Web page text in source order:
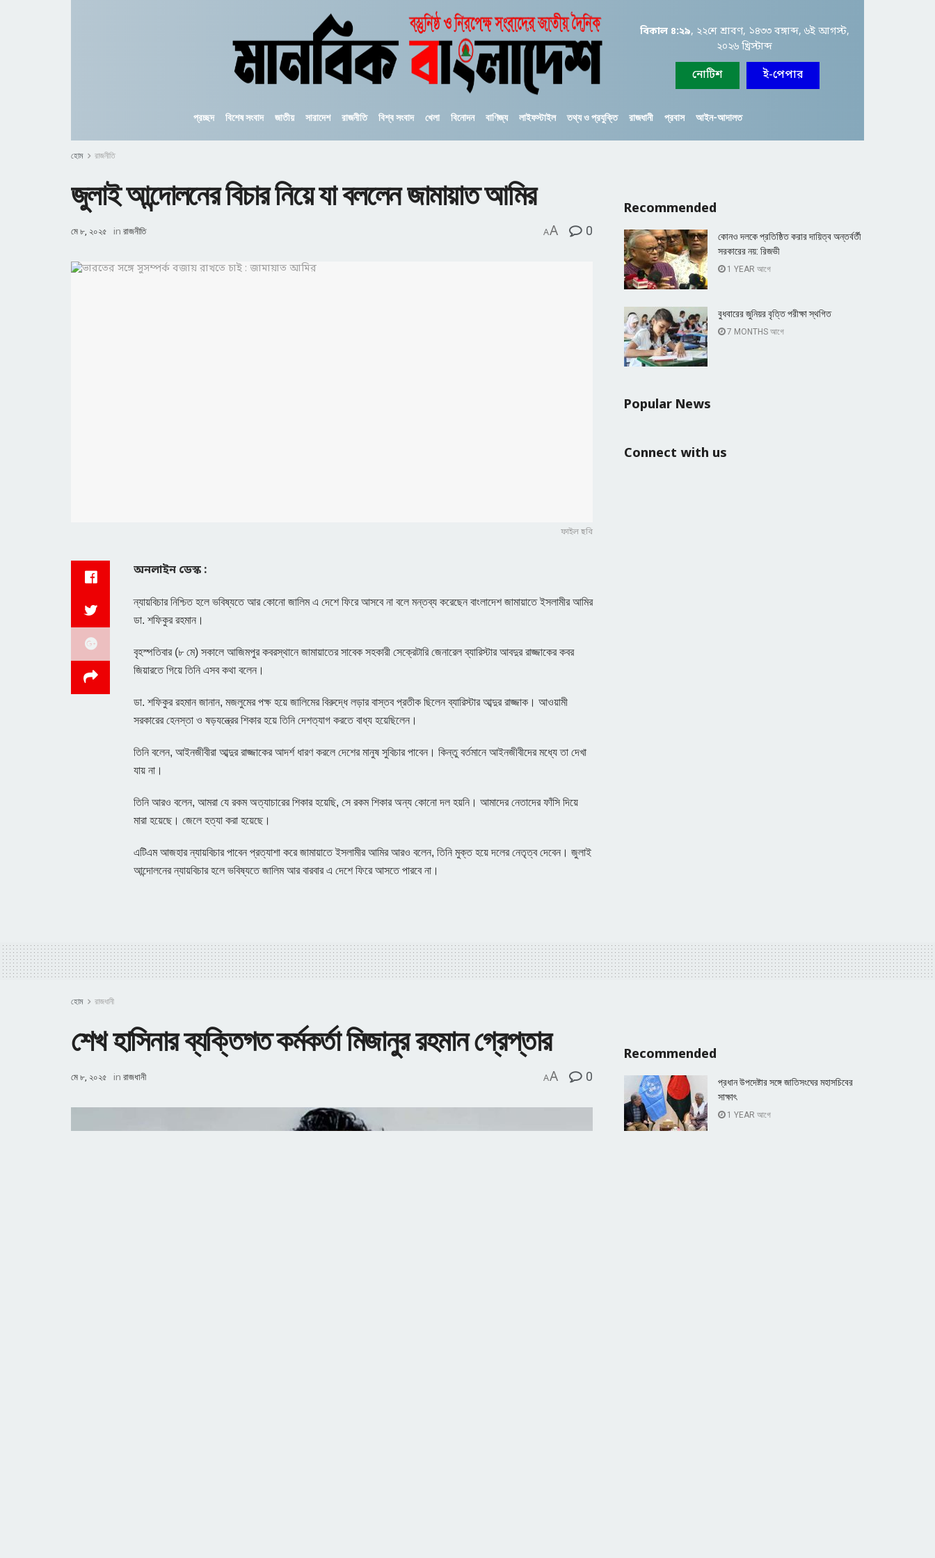
বিকাল ৪:২৯, ২২শে শ্রাবণ, ১৪৩৩ বঙ্গাব্দ, ৬ই আগস্ট,
২০২৬ খ্রিস্টাব্দ
নোটিশ ই-পেপার
প্রচ্ছদ বিশেষ সংবাদ জাতীয় সারাদেশ রাজনীতি বিশ্ব সংবাদ খেলা বিনোদন বাণিজ্য লাইফস্টাইল তথ্য ও প্রযুক্তি রাজধানী প্রবাস আইন-আদালত
হোম রাজনীতি
জুলাই আন্দোলনের বিচার নিয়ে যা বললেন জামায়াত আমির
মে ৮, ২০২৫ in রাজনীতি AA 0
ফাইল ছবি
অনলাইন ডেস্ক :
ন্যায়বিচার নিশ্চিত হলে ভবিষ্যতে আর কোনো জালিম এ দেশে ফিরে আসবে না বলে মন্তব্য করেছেন বাংলাদেশ জামায়াতে ইসলামীর আমির
ডা. শফিকুর রহমান।
বৃহস্পতিবার (৮ মে) সকালে আজিমপুর কবরস্থানে জামায়াতের সাবেক সহকারী সেক্রেটারি জেনারেল ব্যারিস্টার আবদুর রাজ্জাকের কবর
জিয়ারতে গিয়ে তিনি এসব কথা বলেন।
ডা. শফিকুর রহমান জানান, মজলুমের পক্ষ হয়ে জালিমের বিরুদ্ধে লড়ার বাস্তব প্রতীক ছিলেন ব্যারিস্টার আব্দুর রাজ্জাক। আওয়ামী
সরকারের হেনস্তা ও ষড়যন্ত্রের শিকার হয়ে তিনি দেশত্যাগ করতে বাধ্য হয়েছিলেন।
তিনি বলেন, আইনজীবীরা আব্দুর রাজ্জাকের আদর্শ ধারণ করলে দেশের মানুষ সুবিচার পাবেন। কিন্তু বর্তমানে আইনজীবীদের মধ্যে তা দেখা
যায় না।
তিনি আরও বলেন, আমরা যে রকম অত্যাচারের শিকার হয়েছি, সে রকম শিকার অন্য কোনো দল হয়নি। আমাদের নেতাদের ফাঁসি দিয়ে
মারা হয়েছে। জেলে হত্যা করা হয়েছে।
এটিএম আজহার ন্যায়বিচার পাবেন প্রত্যাশা করে জামায়াতে ইসলামীর আমির আরও বলেন, তিনি মুক্ত হয়ে দলের নেতৃত্ব দেবেন। জুলাই
আন্দোলনের ন্যায়বিচার হলে ভবিষ্যতে জালিম আর বারবার এ দেশে ফিরে আসতে পারবে না।
Recommended
কোনও দলকে প্রতিষ্ঠিত করার দায়িত্ব অন্তর্বর্তী
সরকারের নয়: রিজভী
1 YEAR আগে
বুধবারের জুনিয়র বৃত্তি পরীক্ষা স্থগিত
7 MONTHS আগে
Popular News
Connect with us
হোম রাজধানী
শেখ হাসিনার ব্যক্তিগত কর্মকর্তা মিজানুর রহমান গ্রেপ্তার
মে ৮, ২০২৫ in রাজধানী AA 0
Recommended
প্রধান উপদেষ্টার সঙ্গে জাতিসংঘের মহাসচিবের
সাক্ষাৎ
1 YEAR আগে